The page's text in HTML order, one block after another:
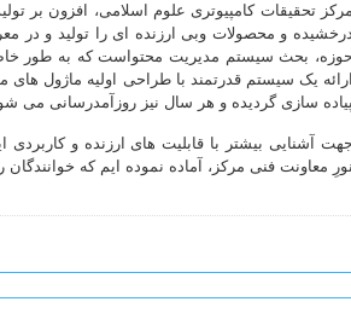
مرکز تحقیقات کامپیوتری علوم اسلامی، افزون بر
درخشیده و محصولات وبی ارزنده ای را تولید و در
حوزه، بحث سیستم مدیریت محتواست که به طور
ارائه یک سیستم قدرتمند با طراحی اولیه ماژول
پیاده سازی گردیده و هر سال نیز روزآمدرسانی می
نورِ معاونت فنی مرکز، آماده نموده ایم که